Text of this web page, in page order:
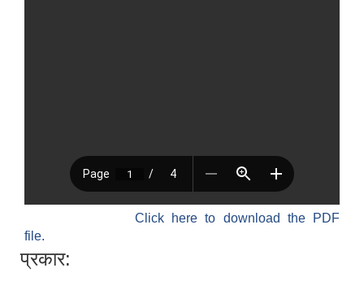
Click here to download the PDF
file.
प्रकार: